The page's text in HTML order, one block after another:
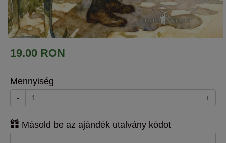
19.00 RON
Mennyiség
- +
Másold be az ajándék utalvány kódot